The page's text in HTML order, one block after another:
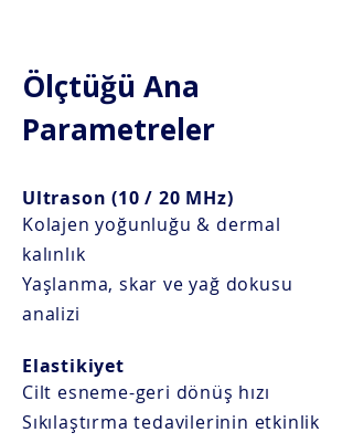
Ölçtüğü Ana
Parametreler
Ultrason (10 / 20 MHz)
Kolajen yoğunluğu & dermal
kalınlık
Yaşlanma, skar ve yağ dokusu
analizi
Elastikiyet
Cilt esneme-geri dönüş hızı
Sıkılaştırma tedavilerinin etkinlik